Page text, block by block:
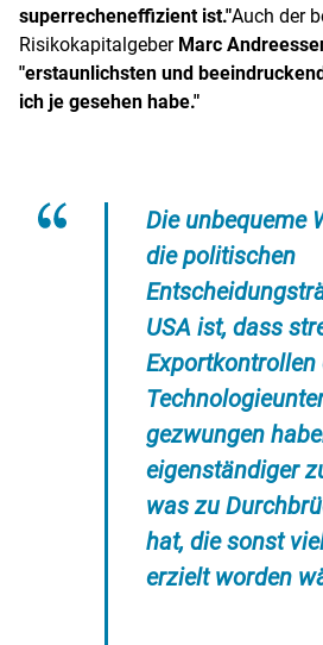
superrecheneffizient ist."Auch der
Risikokapitalgeber Marc
"erstaunlichsten und
ich je gesehen habe."
Die unbequeme
die politischen
USA ist, dass
gezwungen
eigenständiger
was zu
hat, die sonst
erzielt worden